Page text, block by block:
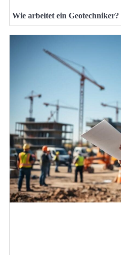
Wie arbeitet ein Geotechniker?